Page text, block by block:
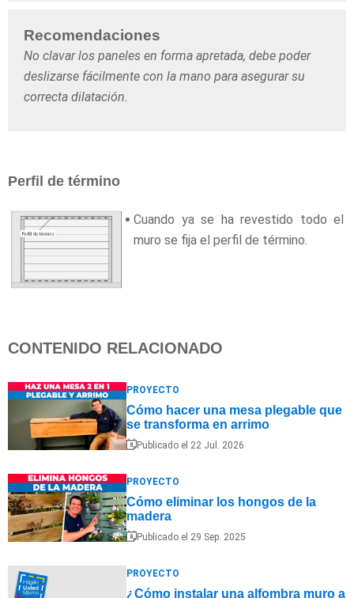
Recomendaciones
No clavar los paneles en forma apretada, debe poder
deslizarse fácilmente con la mano para asegurar su
correcta dilatación.
Perfil de término
Cuando ya se ha revestido todo el
muro se fija el perfil de término.
CONTENIDO RELACIONADO
PROYECTO
Cómo hacer una mesa plegable que
se transforma en arrimo
Publicado el 22 Jul. 2026
PROYECTO
Cómo eliminar los hongos de la
madera
Publicado el 29 Sep. 2025
PROYECTO
¿Cómo instalar una alfombra muro a